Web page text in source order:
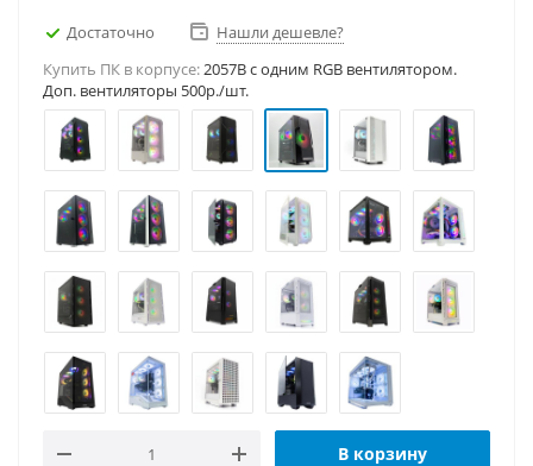
Достаточно
Нашли дешевле?
Купить ПК в корпусе:2057B c одним RGB вентилятором.
Доп. вентиляторы 500р./шт.
В корзину